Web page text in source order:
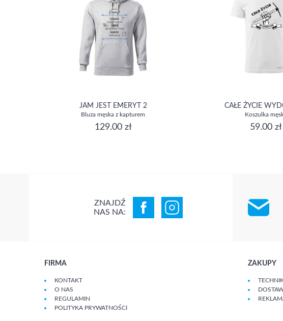
JAM JEST EMERYT 2
Bluza męska z kapturem
129.00 zł
CAŁE ŻYCIE
Koszulka
59.00 zł
ZNAJDŹ
NAS NA:
FIRMA
KONTAKT
O NAS
REGULAMIN
POLITYKA PRYWATNOŚCI
ZAKUPY